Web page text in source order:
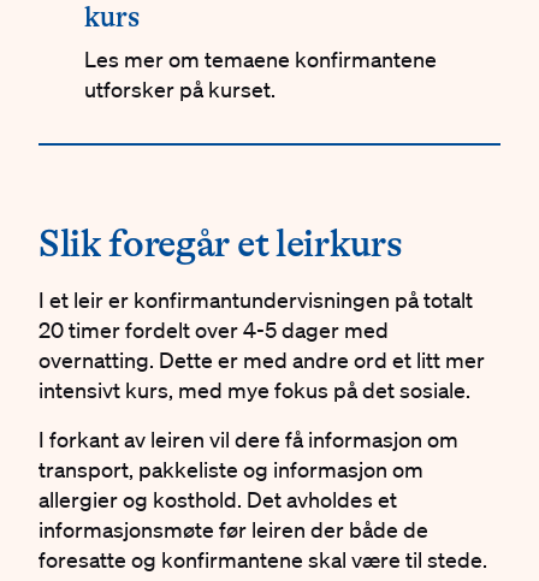
kurs
Les mer om temaene konfirmantene
utforsker på kurset.
#
Slik foregår et leirkurs
I et leir er konfirmantundervisningen på totalt
20 timer fordelt over 4-5 dager med
overnatting. Dette er med andre ord et litt mer
intensivt kurs, med mye fokus på det sosiale.
I forkant av leiren vil dere få informasjon om
transport, pakkeliste og informasjon om
allergier og kosthold. Det avholdes et
informasjonsmøte før leiren der både de
foresatte og konfirmantene skal være til stede.